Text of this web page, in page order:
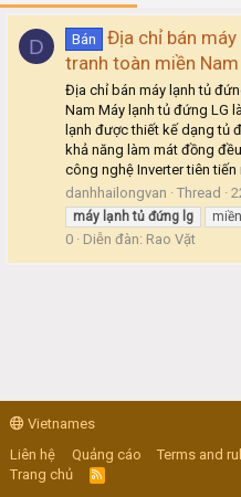
D Bán
Địa chỉ bán
tranh toàn miền Nam
Địa chỉ bán máy lạnh tủ
Nam Máy lạnh tủ đứng LG
lạnh được thiết kế dạng tủ
khả năng làm mát đồng
công nghệ Inverter tiên tiến
danhhailongvan
Thread
máy lạnh tủ đứng lg
0
Diễn đàn: Rao Vặt
Vietnames
Liên hệ
Quảng cáo Terms and
Trang chủ
R
S